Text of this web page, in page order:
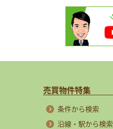
売買物件特集
条件から検索
沿線・駅から検索